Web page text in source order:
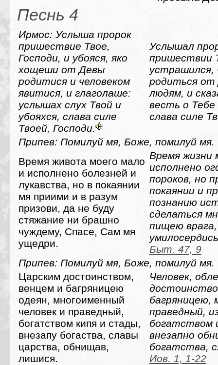
Песнь 4
Ирмос: Услыша пророк
пришествие Твое,
Господи, и убояся, яко
хощеши от Девы
родитися и человеком
явитися, и глаголаше:
услышах слух Твой и
убояхся, слава силе
Твоей, Господи.
Услышал
пришествии
устрашился,
родиться от
людям, и
весть о
слава силе
Припев: Помилуй мя, Боже, помилуй мя.
Время живота моего мало
и исполнено болезней и
лукавства, но в покаянии
мя приими и в разум
призови, да не буду
стяжание ни брашно
чуждему, Спасе, Сам мя
ущедри.
Время жизни
исполнено
пороков, но
покаянии и
познанию
сделаться
пищею
Быт. 47, 9
Припев: Помилуй мя, Боже, помилуй мя.
Царским достоинством,
венцем и багряницею
одеян, многоименный
человек и праведный,
богатством кипя и стады,
внезапу богаства, славы
царства, обнищав,
лишися.
Человек,
багряницею,
праведный,
богатством
внезапно
богатства,
Иов. 1, 1-22